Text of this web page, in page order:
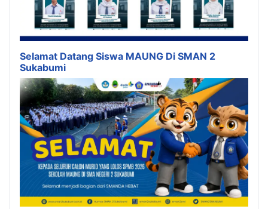
Selamat Datang Siswa MAUNG Di SMAN 2
Sukabumi